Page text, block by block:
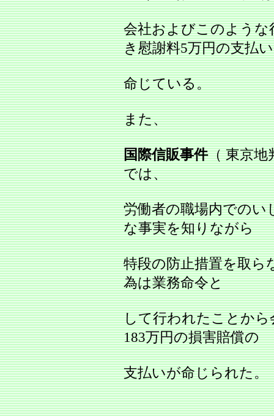
会社およびこのような
き慰謝料5万円の支払
命じている。
また、
国際信販事件（ 東京地
では、
労働者の職場内でのい
な事実を知りながら
特段の防止措置を取ら
為は業務命令と
して行われたことから
183万円の損害賠償の
支払いが命じられた。